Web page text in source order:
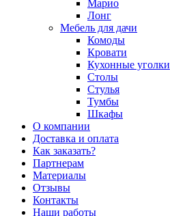
Марио
Лонг
Мебель для дачи
Комоды
Кровати
Кухонные уголки
Столы
Стулья
Тумбы
Шкафы
О компании
Доставка и оплата
Как заказать?
Партнерам
Материалы
Отзывы
Контакты
Наши работы